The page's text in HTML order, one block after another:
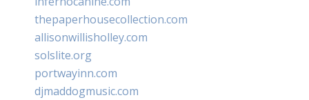
thepaperhousecollection.com
allisonwillisholley.com
solslite.org
portwayinn.com
djmaddogmusic.com